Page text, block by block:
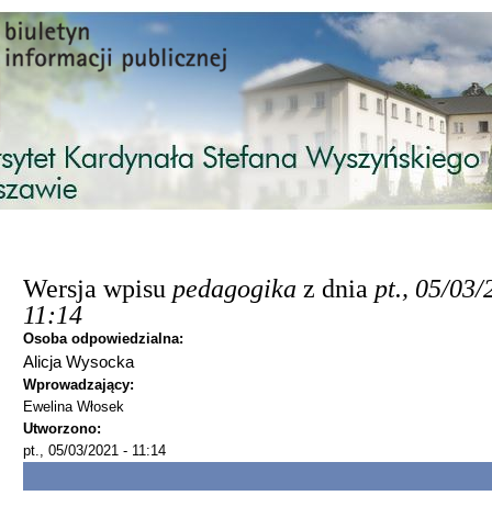
Przejdź do treści
Wersja wpisu pedagogika z dnia pt., 05/03/
11:14
Osoba odpowiedzialna:
Alicja Wysocka
Wprowadzający:
Ewelina Włosek
Utworzono:
pt., 05/03/2021 - 11:14